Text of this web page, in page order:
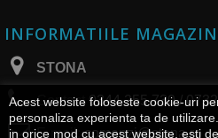
INFORMATIILE
STONA
Contact 0344 255 730 /
E-mail:comenzi@stona.ro
Acest website foloseste cookie-uri
personaliza experienta ta de
in orice mod cu acest website, esti